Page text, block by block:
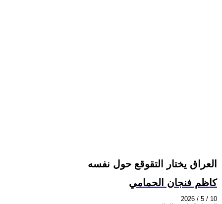
العراق يختار التقوقع حول نفسه
كاظم فنجان الحمامي
2026 / 5 / 10